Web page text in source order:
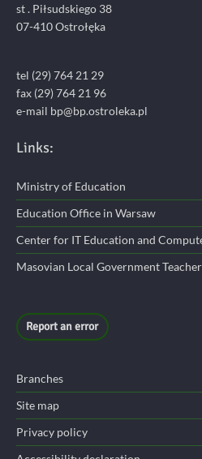
st . Piłsudskiego 38
07-410 Ostrołęka
tel (29) 764 21 29
fax (29) 764 21 96
e-mail bp@bp.ostroleka.pl
Links:
Ministry of Education
Education Office in Warsaw
Center for IT Education and
Masovian Local Government
Report an error
Branches
Site map
Privacy policy